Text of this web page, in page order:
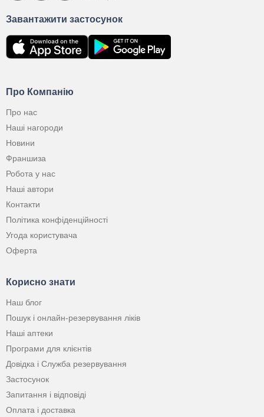
Про Компанію
Про нас
Наші нагороди
Новини
Франшиза
Робота у нас
Наші автори
Контакти
Політика конфіденційності
Угода користувача
Оферта
Корисно знати
Наш блог
Пошук і онлайн-резервування ліків
Наші аптеки
Програми для клієнтів
Довідка і Служба резервування
Застосунок
Запитання і відповіді
Оплата і доставка
Завантажити застосунок